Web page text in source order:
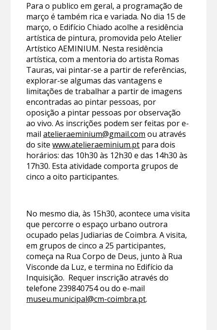
Para o publico em geral, a programação de
março é também rica e variada. No dia 15 de
março, o Edifício Chiado acolhe a residência
artística de pintura, promovida pelo Atelier
Artístico AEMINIUM. Nesta residência
artística, com a mentoria do artista Romas
Tauras, vai pintar-se a partir de referências,
explorar-se algumas das vantagens e
limitações de trabalhar a partir de imagens
encontradas ao pintar pessoas, por
oposição a pintar pessoas por observação
ao vivo. As inscrições podem ser feitas por e-
mailatelieraeminium@gmail.com ou através
do sitewww.atelieraeminium.pt para dois
horários: das 10h30 às 12h30 e das 14h30 às
17h30. Esta atividade comporta grupos de
cinco a oito participantes.
No mesmo dia, às 15h30, acontece uma visita
que percorre o espaço urbano outrora
ocupado pelas Judiarias de Coimbra. A visita,
em grupos de cinco a 25 participantes,
começa na Rua Corpo de Deus, junto à Rua
Visconde da Luz, e termina no Edifício da
Inquisição. Requer inscrição através do
telefone 239840754 ou do e-mail
museu.municipal@cm-coimbra.pt.